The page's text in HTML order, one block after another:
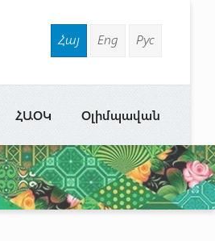
Հայ Eng Рус
Օլիմպավան
ՀԱՕԿ